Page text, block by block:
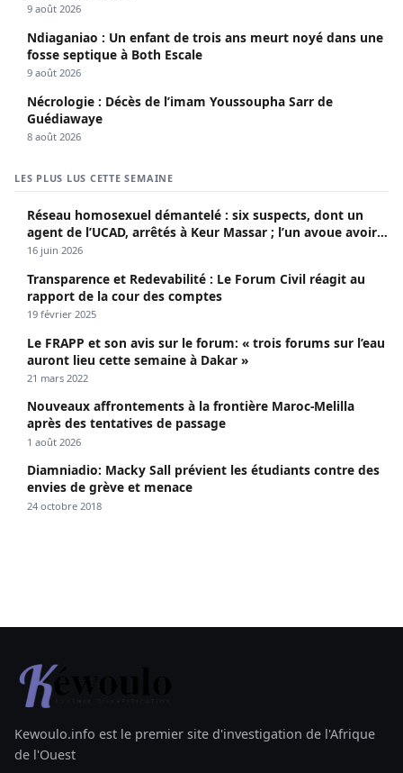
9 août 2026
Ndiaganiao : Un enfant de trois ans meurt noyé dans une
fosse septique à Both Escale
9 août 2026
Nécrologie : Décès de l’imam Youssoupha Sarr de
Guédiawaye
8 août 2026
LES PLUS LUS CETTE SEMAINE
Réseau homosexuel démantelé : six suspects, dont un
agent de l’UCAD, arrêtés à Keur Massar ; l’un avoue avoir
propagé le VIH depuis 2018
16 juin 2026
Transparence et Redevabilité : Le Forum Civil réagit au
rapport de la cour des comptes
19 février 2025
Le FRAPP et son avis sur le forum: « trois forums sur l’eau
auront lieu cette semaine à Dakar »
21 mars 2022
Nouveaux affrontements à la frontière Maroc-Melilla
après des tentatives de passage
1 août 2026
Diamniadio: Macky Sall prévient les étudiants contre des
envies de grève et menace
24 octobre 2018
Kewoulo.info est le premier site d'investigation de l'Afrique
de l'Ouest